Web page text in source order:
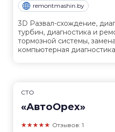
remontmashin.by
3D Развал-схождение,
турбин, диагностика и
тормозной системы,
компьютерная
СТО
«АвтоОрех»
★★★★★ Отзывов: 1